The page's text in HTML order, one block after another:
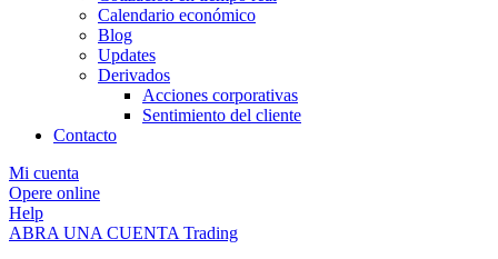
Calendario económico
Blog
Updates
Derivados
Acciones corporativas
Sentimiento del cliente
Contacto
Mi cuenta
Opere online
Help
ABRA UNA CUENTA Trading